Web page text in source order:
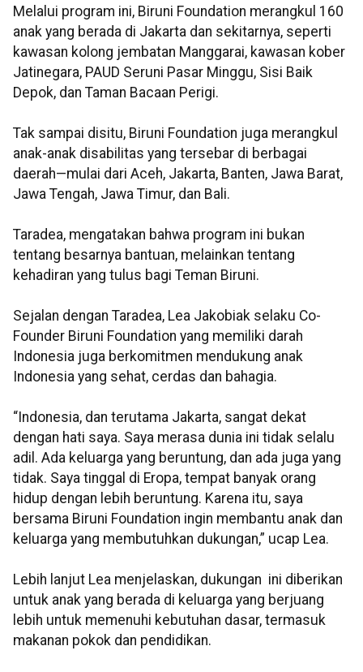
Melalui program ini, Biruni Foundation merangkul 160
anak yang berada di Jakarta dan sekitarnya, seperti
kawasan kolong jembatan Manggarai, kawasan kober
Jatinegara, PAUD Seruni Pasar Minggu, Sisi Baik
Depok, dan Taman Bacaan Perigi.
Tak sampai disitu, Biruni Foundation juga merangkul
anak-anak disabilitas yang tersebar di berbagai
daerah—mulai dari Aceh, Jakarta, Banten, Jawa Barat,
Jawa Tengah, Jawa Timur, dan Bali.
Taradea, mengatakan bahwa program ini bukan
tentang besarnya bantuan, melainkan tentang
kehadiran yang tulus bagi Teman Biruni.
Sejalan dengan Taradea, Lea Jakobiak selaku Co-
Founder Biruni Foundation yang memiliki darah
Indonesia juga berkomitmen mendukung anak
Indonesia yang sehat, cerdas dan bahagia.
“Indonesia, dan terutama Jakarta, sangat dekat
dengan hati saya. Saya merasa dunia ini tidak selalu
adil. Ada keluarga yang beruntung, dan ada juga yang
tidak. Saya tinggal di Eropa, tempat banyak orang
hidup dengan lebih beruntung. Karena itu, saya
bersama Biruni Foundation ingin membantu anak dan
keluarga yang membutuhkan dukungan,” ucap Lea.
Lebih lanjut Lea menjelaskan, dukungan ini diberikan
untuk anak yang berada di keluarga yang berjuang
lebih untuk memenuhi kebutuhan dasar, termasuk
makanan pokok dan pendidikan.